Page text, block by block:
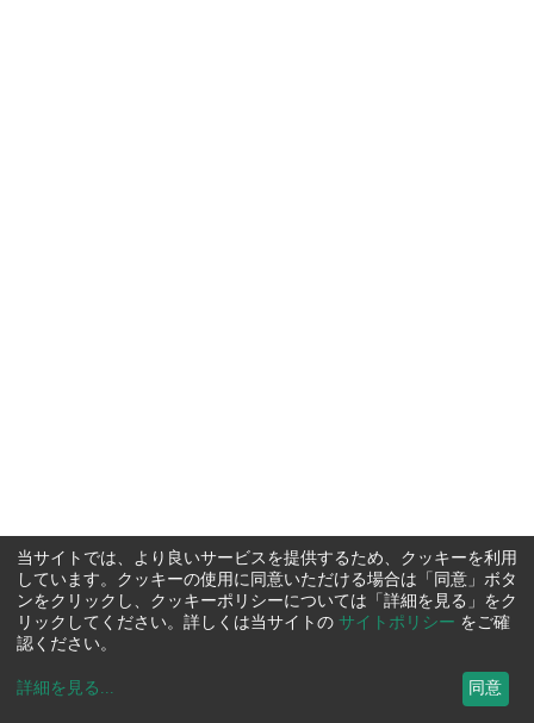
当サイトでは、より良いサービスを提供するため、クッキーを利用
しています。クッキーの使用に同意いただける場合は「同意」ボタ
ンをクリックし、クッキーポリシーについては「詳細を見る」をク
リックしてください。詳しくは当サイトの サイトポリシー をご確
認ください。
詳細を見る ... 同意